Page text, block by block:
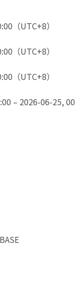
（UTC+8）
（UTC+8）
（UTC+8）
– 2026-06-25,